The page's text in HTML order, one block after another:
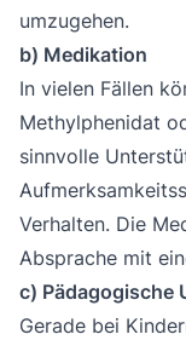
umzugehen.
b) Medikation
In vielen Fällen
Methylphenidat
sinnvolle
Verhalten. Die
Absprache mit
c) Pädagogische
Gerade bei